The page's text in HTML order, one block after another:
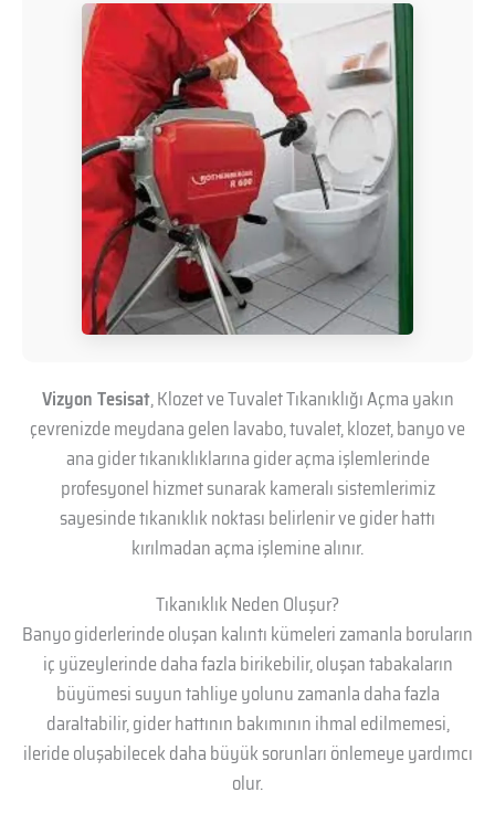
Vizyon Tesisat, Klozet ve Tuvalet Tıkanıklığı Açma yakın
çevrenizde meydana gelen lavabo, tuvalet, klozet, banyo ve
ana gider tıkanıklıklarına gider açma işlemlerinde
profesyonel hizmet sunarak kameralı sistemlerimiz
sayesinde tıkanıklık noktası belirlenir ve gider hattı
kırılmadan açma işlemine alınır.
Tıkanıklık Neden Oluşur?
Banyo giderlerinde oluşan kalıntı kümeleri zamanla boruların
iç yüzeylerinde daha fazla birikebilir, oluşan tabakaların
büyümesi suyun tahliye yolunu zamanla daha fazla
daraltabilir, gider hattının bakımının ihmal edilmemesi,
ileride oluşabilecek daha büyük sorunları önlemeye yardımcı
olur.